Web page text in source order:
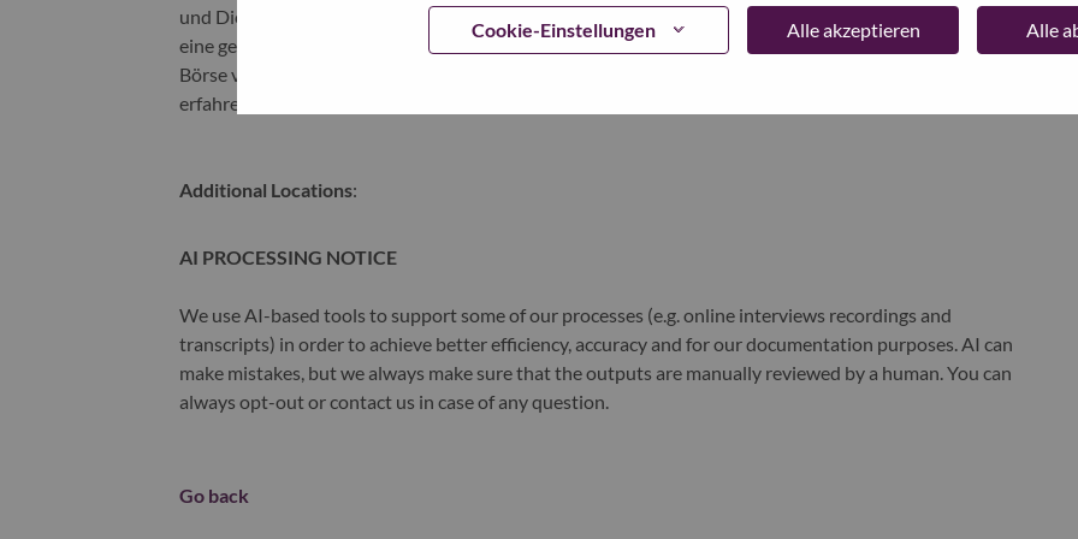
Cookie-Einstellungen Alle akzeptieren Alle
und Dienstleistungen. Lenovos kontinuierliche Investitionen in weltverändernde Innovationen bauen
eine gerechtere, vertrauenswürdigere und intelligentere Zukunft für alle, überall auf. Lenovo ist an der
Börse von Hongkong unter Lenovo Group Limited (HKSE: 992) (ADR: LNVGY) gelistet. Um mehr zu
erfahren, besuchen Sie
Additional Locations:
AI PROCESSING NOTICE
We use AI-based tools to support some of our processes (e.g. online interviews recordings and
transcripts) in order to achieve better efficiency, accuracy and for our documentation purposes. AI can
make mistakes, but we always make sure that the outputs are manually reviewed by a human. You can
always opt-out or contact us in case of any question.
Go back